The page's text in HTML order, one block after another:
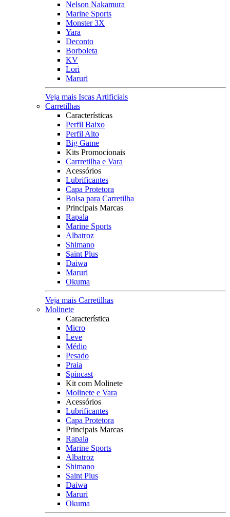
Nelson Nakamura
Marine Sports
Monster 3X
Yara
Deconto
Borboleta
KV
Lori
Maruri
Veja mais Iscas Artificiais
Carretilhas
Características
Perfil Baixo
Perfil Alto
Big Game
Kits Promocionais
Carrretilha e Vara
Acessórios
Lubrificantes
Capa Protetora
Bolsa para Carretilha
Principais Marcas
Rapala
Marine Sports
Albatroz
Shimano
Saint Plus
Daiwa
Maruri
Okuma
Veja mais Carretilhas
Molinete
Característica
Micro
Leve
Médio
Pesado
Praia
Spincast
Kit com Molinete
Molinete e Vara
Acessórios
Lubrificantes
Capa Protetora
Principais Marcas
Rapala
Marine Sports
Albatroz
Shimano
Saint Plus
Daiwa
Maruri
Okuma